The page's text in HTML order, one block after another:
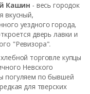
Кашин - весь городок
вкусный,
уездного города,
дверь лавки и
"Ревизора".
торговле купцы
Невского
погуляем по бывшей
для тверских